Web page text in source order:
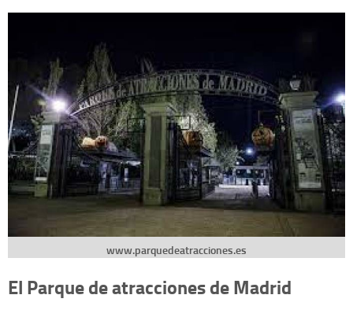
www.parquedeatracciones.es
El Parque de atracciones de Madrid